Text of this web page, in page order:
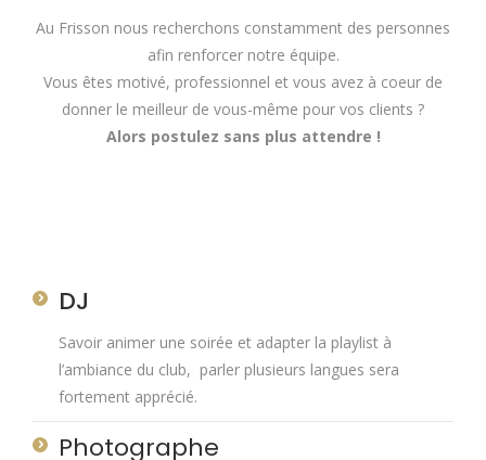
Au Frisson nous recherchons constamment des personnes
afin renforcer notre équipe.
Vous êtes motivé, professionnel et vous avez à coeur de
donner le meilleur de vous-même pour vos clients ?
Alors postulez sans plus attendre !
DJ
Savoir animer une soirée et adapter la playlist à
l’ambiance du club, parler plusieurs langues sera
fortement apprécié.
Photographe